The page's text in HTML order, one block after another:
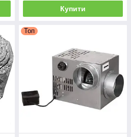
Купити
Топ